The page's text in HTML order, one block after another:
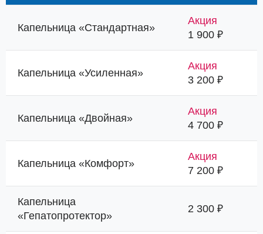
Капельница «Стандартная»
Акция
1 900 ₽
Капельница «Усиленная»
Акция
3 200 ₽
Капельница «Двойная»
Акция
4 700 ₽
Капельница «Комфорт»
Акция
7 200 ₽
Капельница
«Гепатопротектор»
2 300 ₽